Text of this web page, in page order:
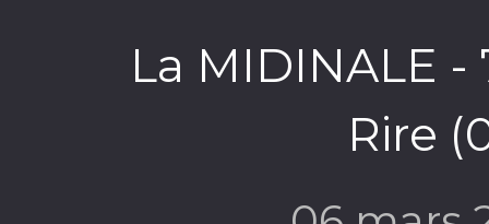
La MIDINALE
Rire